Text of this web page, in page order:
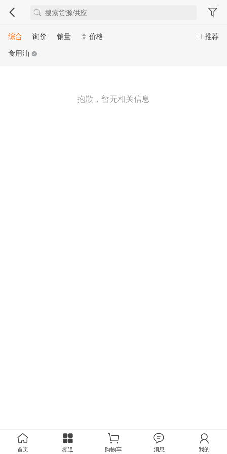
推荐
综合 询价 销量
价格
食用油
抱歉，暂无相关信息
首页 频道 购物车 消息 我的